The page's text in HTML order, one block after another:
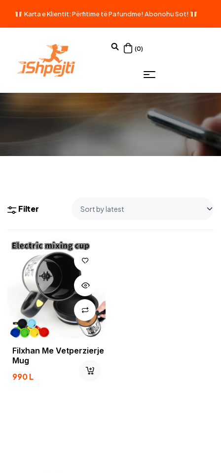
Karta e Klientit: Përfitime të Pafundme! Abonohu Sot!
(0)
Filter
Filxhan Me Vetperzierje
Mug
990L